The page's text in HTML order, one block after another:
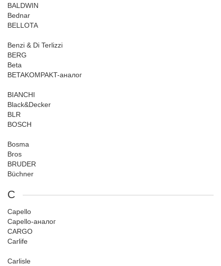
BALDWIN
Bednar
BELLOTA
Benzi & Di Terlizzi
BERG
Beta
BETAKOMPAKT-аналог
BIANCHI
Black&Decker
BLR
BOSCH
Bosma
Bros
BRUDER
Büchner
C
Capello
Capello-аналог
CARGO
Carlife
Carlisle